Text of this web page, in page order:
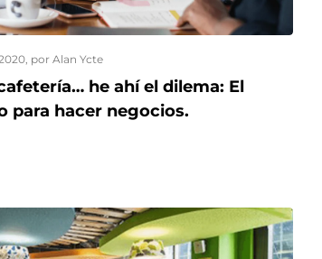
, por Alan Ycte
he ahí el dilema: El
para hacer negocios.